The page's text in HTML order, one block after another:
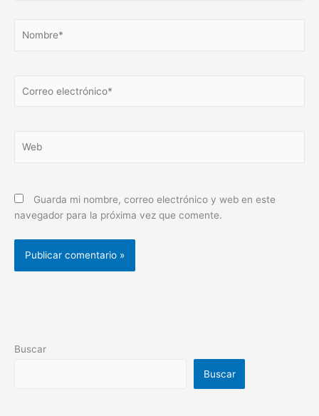
electrónico*
Guarda mi nombre, correo electrónico y web en este
navegador para la próxima vez que comente.
Buscar
Buscar